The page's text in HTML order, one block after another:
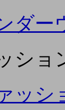
ダー
ショ
ッシ